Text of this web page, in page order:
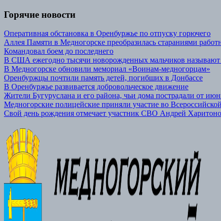
Горячие новости
Оперативная обстановка в Оренбуржье по отпуску горючего
Аллея Памяти в Медногорске преобразилась стараниями
Командовал боем до последнего
В США ежегодно тысячи новорожденных мальчиков
В Медногорске обновили мемориал «Воинам-медногорцам»
Оренбуржцы почтили память детей, погибших в Донбассе
В Оренбуржье развивается добровольческое движение
Жители Бугуруслана и его района, чьи дома пострадали от
Медногорские полицейские приняли участие во
Свой день рождения отмечает участник СВО Андрей